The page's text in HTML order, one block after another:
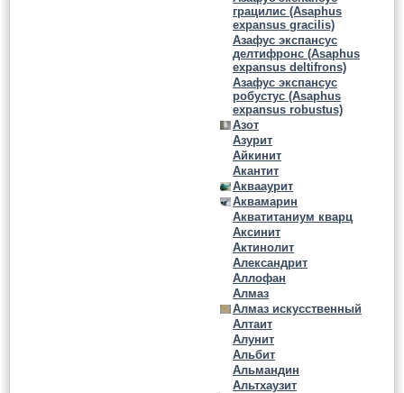
грацилис (Asaphus
expansus gracilis)
Азафус экспансус
делтифронс (Asaphus
expansus deltifrons)
Азафус экспансус
робустус (Asaphus
expansus robustus)
Азот
Азурит
Айкинит
Акантит
Аквааурит
Аквамарин
Акватитаниум кварц
Аксинит
Актинолит
Александрит
Аллофан
Алмаз
Алмаз искусственный
Алтаит
Алунит
Альбит
Альмандин
Альтхаузит